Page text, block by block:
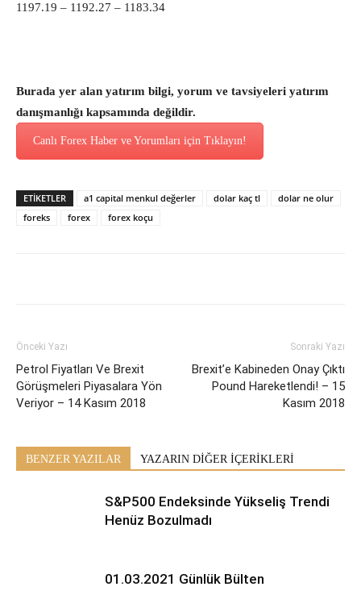
1197.19 – 1192.27 – 1183.34
Burada yer alan yatırım bilgi, yorum ve tavsiyeleri yatırım
danışmanlığı kapsamında değildir.
Canlı Forex Haber ve Yorumları için Tıklayın!
ETİKETLER a1 capital menkul değerler dolar kaç tl
dolar ne olur
foreks
forex forex koçu
Önceki Yazı
Petrol Fiyatları Ve Brexit
Görüşmeleri Piyasalara Yön
Veriyor – 14 Kasım 2018
Sonraki Yazı
Brexit’e Kabineden Onay Çıktı
Pound Hareketlendi! – 15
Kasım 2018
BENZER YAZILAR YAZARIN DİĞER İÇERİKLERİ
S&P500 Endeksinde Yükseliş Trendi
Henüz Bozulmadı
01.03.2021 Günlük Bülten